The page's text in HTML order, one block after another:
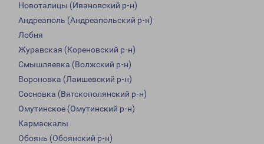
Новоталицы (Ивановский р-н)
Андреаполь (Андреапольский р-н)
Лобня
Журавская (Кореновский р-н)
Смышляевка (Волжский р-н)
Вороновка (Лаишевский р-н)
Сосновка (Вятскополянский р-н)
Омутинское (Омутинский р-н)
Кармаскалы
Обоянь (Обоянский р-н)